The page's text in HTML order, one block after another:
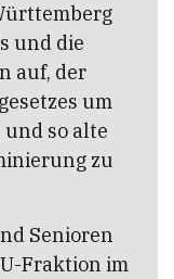
und die
auf, der
um
so alte
zu
Senioren
Fraktion im